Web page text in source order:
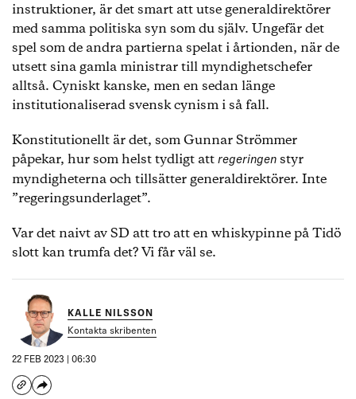
instruktioner, är det smart att utse generaldirektörer
med samma politiska syn som du själv. Ungefär det
spel som de andra partierna spelat i årtionden, när de
utsett sina gamla ministrar till myndighetschefer
alltså. Cyniskt kanske, men en sedan länge
institutionaliserad svensk cynism i så fall.
Konstitutionellt är det, som Gunnar Strömmer
påpekar, hur som helst tydligt att regeringen styr
myndigheterna och tillsätter generaldirektörer. Inte
”regeringsunderlaget”.
Var det naivt av SD att tro att en whiskypinne på Tidö
slott kan trumfa det? Vi får väl se.
KALLE NILSSON
Kontakta skribenten
22 FEB 2023 | 06:30